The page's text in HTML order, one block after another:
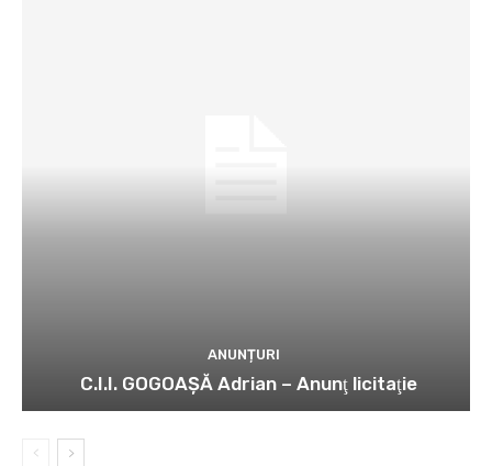
ANUNȚURI
C.I.I. GOGOAŞĂ Adrian – Anunţ licitaţie